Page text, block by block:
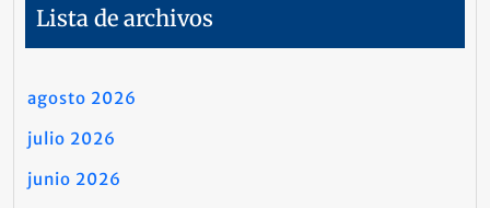
Lista de archivos
agosto 2026
julio 2026
junio 2026